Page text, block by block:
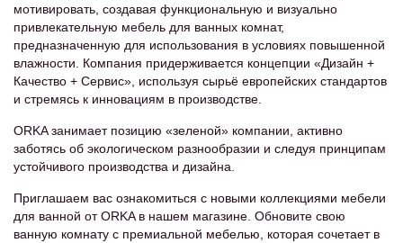
мотивировать, создавая функциональную и визуально
привлекательную мебель для ванных комнат,
предназначенную для использования в условиях повышенной
влажности. Компания придерживается концепции «Дизайн +
Качество + Сервис», используя сырьё европейских стандартов
и стремясь к инновациям в производстве.
ORKA занимает позицию «зеленой» компании, активно
заботясь об экологическом разнообразии и следуя принципам
устойчивого производства и дизайна.
Приглашаем вас ознакомиться с новыми коллекциями мебели
для ванной от ORKA в нашем магазине. Обновите свою
ванную комнату с премиальной мебелью, которая сочетает в